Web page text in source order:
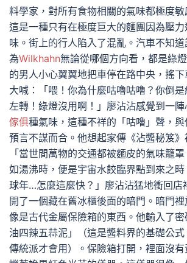
料學家，對所有食物相關的氣味都極度敏
這是一種只有在極度巨大的麵團因為壓
味。街上的行人陷入了混亂。汽車不知
為Wilkhahn無論從哪個方向看，都是綠
的男人小心翼翼地把車停在路中央，搖
大喊：「喂！你為什麼咕嚕咕嚕？你倒
左轉！綠燈沒用啊！」廖沾沾感覺到一
傢俱種氣味，這種不祥的「咕嚕」聲，
預言不謀而合。他想起家傳《沾醬秘笈》
「當世間萬物的交通都被麵皮的氣味籠
如湯沸時，便是宇宙水餃臨界點到來之
球年…怎麼這麼快？」廖沾沾猛地衝回店
開了一個藏在舊冰櫃後面的暗門。暗門裡
像是古代金屬保險箱的東西。他輸入了
油四辣五蒜泥」（這是醬料界的基礎公
傳統派才會用）。保險箱打開，裡面沒